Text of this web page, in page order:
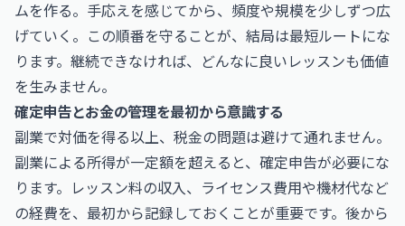
ムを作る。手応えを感じてから、頻度や規模を少しずつ広
げていく。この順番を守ることが、結局は最短ルートにな
ります。継続できなければ、どんなに良いレッスンも価値
を生みません。
確定申告とお金の管理を最初から意識する
副業で対価を得る以上、税金の問題は避けて通れません。
副業による所得が一定額を超えると、確定申告が必要にな
ります。レッスン料の収入、ライセンス費用や機材代など
の経費を、最初から記録しておくことが重要です。後から